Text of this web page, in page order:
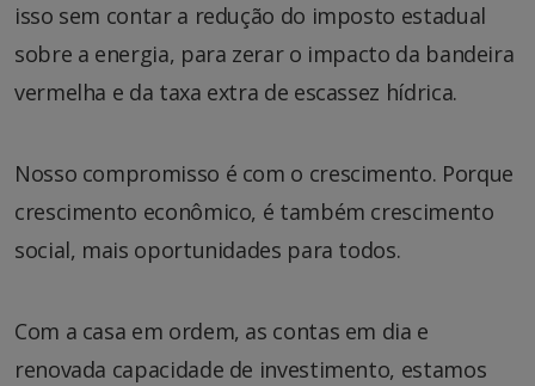
isso sem contar a redução do imposto estadual
sobre a energia, para zerar o impacto da bandeira
vermelha e da taxa extra de escassez hídrica.
Nosso compromisso é com o crescimento. Porque
crescimento econômico, é também crescimento
social, mais oportunidades para todos.
Com a casa em ordem, as contas em dia e
renovada capacidade de investimento, estamos